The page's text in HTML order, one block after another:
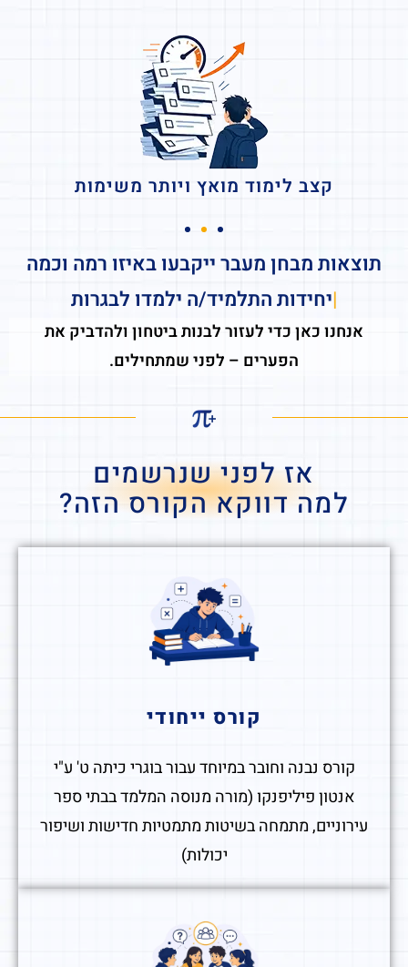
קצב לימוד מואץ ויותר משימות
תוצאות מבחן מעבר ייקבעו באיזו רמה וכמה
יחידות התלמיד/ה ילמדו לבגרות
אנחנו כאן כדי לעזור לבנות ביטחון ולהדביק את
הפערים – לפני שמתחילים.
אז לפני שנרשמים
למה דווקא הקורס הזה?
קורס ייחודי
קורס נבנה וחובר במיוחד עבור בוגרי כיתה ט' ע"י
אנטון פיליפנקו (מורה מנוסה המלמד בבתי ספר
עירוניים, מתמחה בשיטות מתמטיות חדישות ושיפור
יכולות)